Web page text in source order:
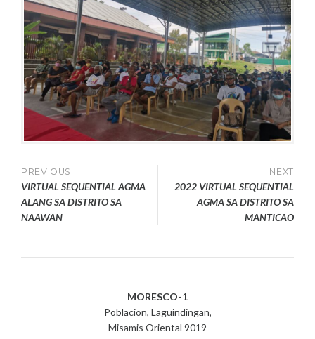
Post
navigation
PREVIOUS
VIRTUAL SEQUENTIAL AGMA
ALANG SA DISTRITO SA
NAAWAN
NEXT
2022 VIRTUAL SEQUENTIAL
AGMA SA DISTRITO SA
MANTICAO
MORESCO-1
Poblacion, Laguindingan,
Misamis Oriental 9019